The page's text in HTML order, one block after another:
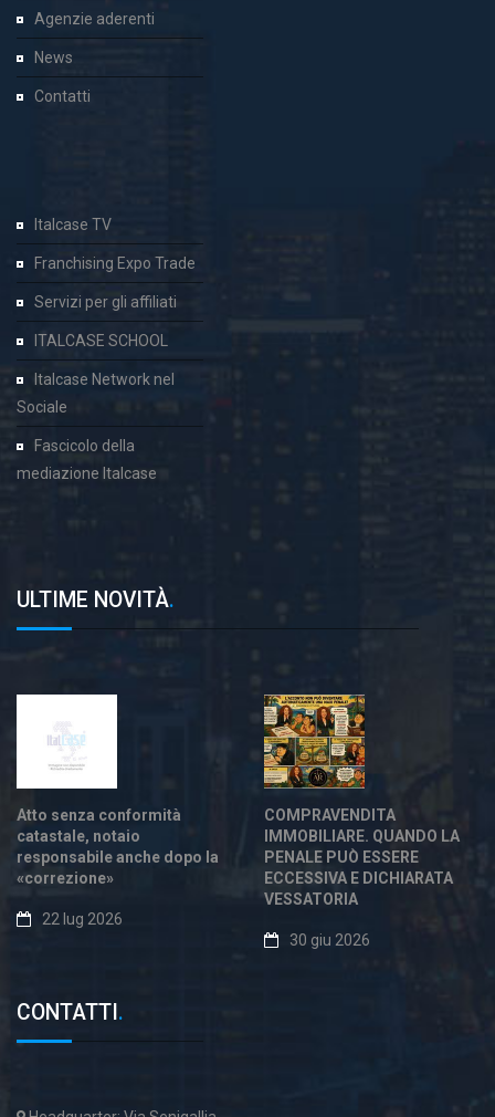
Agenzie aderenti
News
Contatti
Italcase TV
Franchising Expo Trade
Servizi per gli affiliati
ITALCASE SCHOOL
Italcase Network nel
Sociale
Fascicolo della
mediazione Italcase
ULTIME NOVITÀ.
Atto senza conformità
catastale, notaio
responsabile anche dopo la
«correzione»
22 lug 2026
COMPRAVENDITA
IMMOBILIARE. QUANDO LA
PENALE PUÒ ESSERE
ECCESSIVA E DICHIARATA
VESSATORIA
30 giu 2026
CONTATTI .